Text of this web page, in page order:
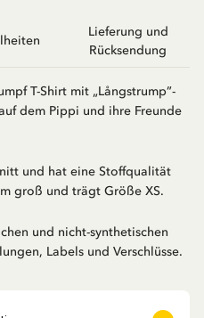
Lieferung und
Rücksendung
T-Shirt mit „Långstrump”-
dem Pippi und ihre Freunde
und hat eine Stoffqualität
groß und trägt Größe XS.
und nicht-synthetischen
Labels und Verschlüsse.